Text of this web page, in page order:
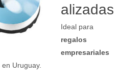
alizadas
Ideal para
regalos
empresariales
en Uruguay.